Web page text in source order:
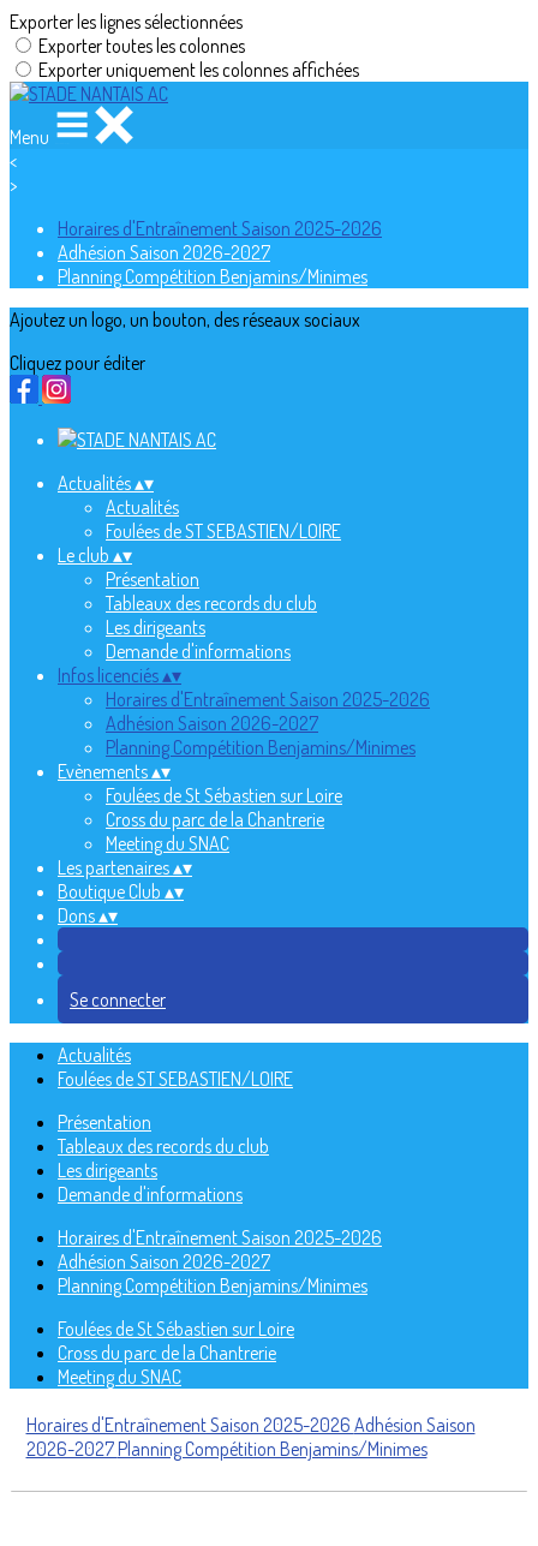
Exporter les lignes sélectionnées
Exporter toutes les colonnes
Exporter uniquement les colonnes affichées
Menu
<
>
Horaires d'Entraînement Saison 2025-2026
Adhésion Saison 2026-2027
Planning Compétition Benjamins/Minimes
Ajoutez un logo, un bouton, des réseaux sociaux
Cliquez pour éditer
Actualités▴▾
Actualités
Foulées de ST SEBASTIEN/LOIRE
Le club ▴▾
Présentation
Tableaux des records du club
Les dirigeants
Demande d'informations
Infos licenciés▴▾
Horaires d'Entraînement Saison 2025-2026
Adhésion Saison 2026-2027
Planning Compétition Benjamins/Minimes
Evènements▴▾
Foulées de St Sébastien sur Loire
Cross du parc de la Chantrerie
Meeting du SNAC
Les partenaires▴▾
Boutique Club ▴▾
Dons▴▾
Se connecter
Actualités
Foulées de ST SEBASTIEN/LOIRE
Présentation
Tableaux des records du club
Les dirigeants
Demande d'informations
Horaires d'Entraînement Saison 2025-2026
Adhésion Saison 2026-2027
Planning Compétition Benjamins/Minimes
Foulées de St Sébastien sur Loire
Cross du parc de la Chantrerie
Meeting du SNAC
Horaires d'Entraînement Saison 2025-2026 Adhésion Saison
2026-2027Planning Compétition Benjamins/Minimes